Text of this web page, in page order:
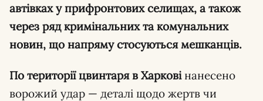
автівках у прифронтових селищах, а також
через ряд кримінальних та комунальних
новин, що напряму стосуються мешканців.
По території цвинтаря в Харковінанесено
ворожий удар — деталі щодо жертв чи